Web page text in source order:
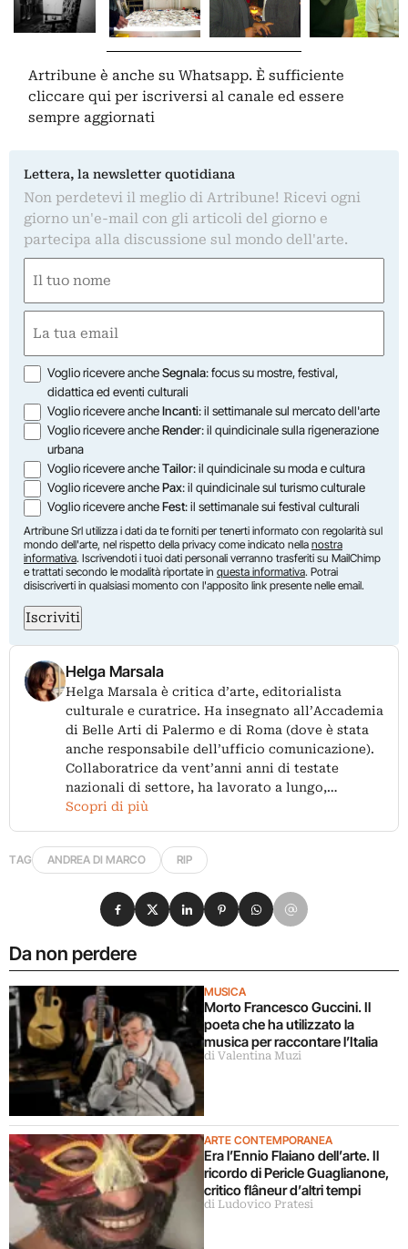
Artribune è anche su Whatsapp. È sufficiente
cliccare qui per iscriversi al canale ed essere
sempre aggiornati
Lettera, la newsletter quotidiana
Non perdetevi il meglio di Artribune! Ricevi ogni
giorno un'e-mail con gli articoli del giorno e
partecipa alla discussione sul mondo dell'arte.
(Obbligatorio)
Nome
(Obbligatorio)
Opzioni
Voglio ricevere ancheSegnala: focus su mostre, festival,
didattica ed eventi culturali
Voglio ricevere ancheIncanti: il settimanale sul mercato dell'arte
Voglio ricevere ancheRender: il quindicinale sulla rigenerazione
urbana
Voglio ricevere ancheTailor: il quindicinale su moda e cultura
Voglio ricevere anchePax: il quindicinale sul turismo culturale
Voglio ricevere ancheFest: il settimanale sui festival culturali
Artribune Srl utilizza i dati da te forniti per tenerti informato con regolarità sul
mondo dell'arte, nel rispetto della privacy come indicato nella nostra
informativa. Iscrivendoti i tuoi dati personali verranno trasferiti su MailChimp
e trattati secondo le modalità riportate in questa informativa. Potrai
disiscriverti in qualsiasi momento con l'apposito link presente nelle email.
Iscriviti
Helga Marsala
Helga Marsala è critica d’arte, editorialista
culturale e curatrice. Ha insegnato all’Accademia
di Belle Arti di Palermo e di Roma (dove è stata
anche responsabile dell’ufficio comunicazione).
Collaboratrice da vent’anni anni di testate
nazionali di settore, ha lavorato a lungo,…
Scopri di più
TAG ANDREA DI MARCO RIP
Da non perdere
MUSICA
Morto Francesco Guccini. Il
poeta che ha utilizzato la
musica per raccontare l’Italia
di Valentina Muzi
ARTE CONTEMPORANEA
Era l’Ennio Flaiano dell’arte. Il
ricordo di Pericle Guaglianone,
critico flâneur d’altri tempi
di Ludovico Pratesi
Condividi su Facebook
Condividi su X
Condividi su LinkedIn
Condividi su Pinterest
Condividi su WhatsApp
Condividi su Email